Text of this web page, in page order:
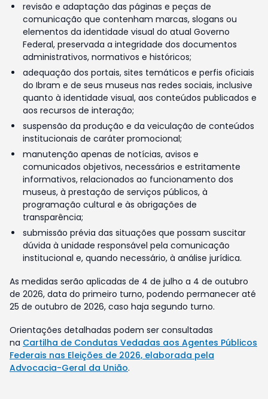
revisão e adaptação das páginas e peças de
comunicação que contenham marcas, slogans ou
elementos da identidade visual do atual Governo
Federal, preservada a integridade dos documentos
administrativos, normativos e históricos;
adequação dos portais, sites temáticos e perfis oficiais
do Ibram e de seus museus nas redes sociais, inclusive
quanto à identidade visual, aos conteúdos publicados e
aos recursos de interação;
suspensão da produção e da veiculação de conteúdos
institucionais de caráter promocional;
manutenção apenas de notícias, avisos e
comunicados objetivos, necessários e estritamente
informativos, relacionados ao funcionamento dos
museus, à prestação de serviços públicos, à
programação cultural e às obrigações de
transparência;
submissão prévia das situações que possam suscitar
dúvida à unidade responsável pela comunicação
institucional e, quando necessário, à análise jurídica.
As medidas serão aplicadas de 4 de julho a 4 de outubro
de 2026, data do primeiro turno, podendo permanecer até
25 de outubro de 2026, caso haja segundo turno.
Orientações detalhadas podem ser consultadas
na Cartilha de Condutas Vedadas aos Agentes Públicos
Federais nas Eleições de 2026, elaborada pela
Advocacia-Geral da União.